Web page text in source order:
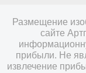
Размещение
сайте
прибыли. Не
извлечение